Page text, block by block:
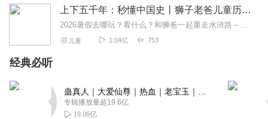
上下五千年：秒懂中国史丨狮子老爸儿童历史故事广播剧
2026暑假去哪玩？看什么？和狮爸一起重走水浒路～更多内容点击这里，微信搜索【狮子老爸讲故事】【大明皇帝朱元璋】最新专辑:一开局一个碗，小乞丐如何夺天下?【四大...
儿童 1.04亿 753
经典必听
专辑播放量超19.6亿
19.06亿